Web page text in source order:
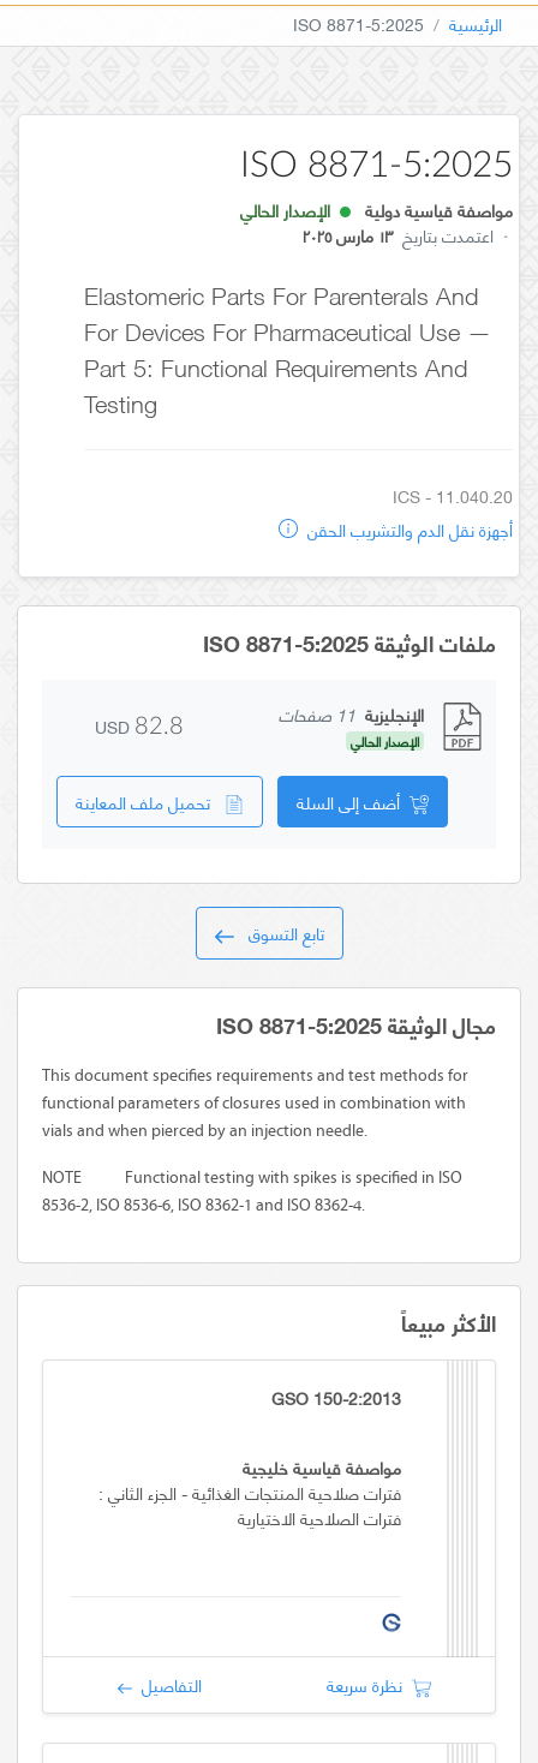
الرئيسية ISO 8871-5:2025
ISO 8871-5:2025
مواصفة قياسية دولية
الإصدار الحالي
· اعتمدت بتاريخ ١٣ مارس ٢٠٢٥
Elastomeric Parts For Parenterals And
For Devices For Pharmaceutical Use —
Part 5: Functional Requirements And
Testing
ICS - 11.040.20
أجهزة نقل الدم والتشريب الحقن
ملفات الوثيقة ISO 8871-5:2025
الإنجليزية 11 صفحات
الإصدار الحالي USD 82.8
أضف إلى السلة تحميل ملف المعاينة
تابع التسوق
مجال الوثيقة ISO 8871-5:2025
This document specifies requirements and test methods for
functional parameters of closures used in combination with
vials and when pierced by an injection needle.
NOTE
Functional testing with spikes is specified in ISO
8536-2, ISO 8536-6, ISO 8362-1 and ISO 8362-4.
الأكثر مبيعاً
GSO 150-2:2013
مواصفة قياسية خليجية
فترات صلاحية المنتجات الغذائية - الجزء الثاني :
فترات الصلاحية الاختيارية
نظرة سريعة التفاصيل